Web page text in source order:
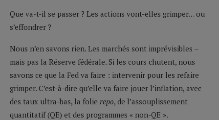
Que va-t-il se passer ? Les actions vont-elles grimper… ou
s’effondrer ?
Nous n’en savons rien. Les marchés sont imprévisibles –
mais pas la Réserve fédérale. Si les cours chutent, nous
savons ce que la Fed va faire : intervenir pour les refaire
grimper. C’est-à-dire qu’elle va faire jouer l’inflation, avec
des taux ultra-bas, la folie repo, de l’assouplissement
quantitatif (QE) et des programmes « non-QE ».